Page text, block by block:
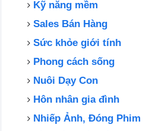
Kỹ năng mềm
Sales Bán Hàng
Sức khỏe giới tính
Phong cách sống
Nuôi Dạy Con
Hôn nhân gia đình
Nhiếp Ảnh, Đóng Phim